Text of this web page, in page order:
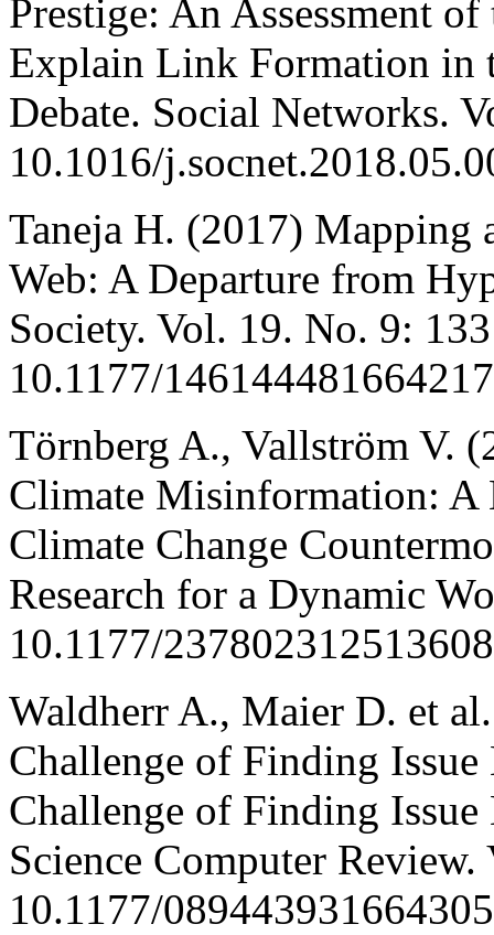
Prestige: An Assessment
Explain Link Formation in
Debate. Social Networks.
10.1016/
Taneja H. (2017) Mapping
Web: A Departure from
Society. Vol. 19. No. 9:
10.1177/
Törnberg A., Vallström V.
Climate Misinformation: A
Climate Change
Research for a Dynamic
10.1177/
Waldherr A., Maier D. et
Challenge of Finding
Challenge of Finding
Science Computer
10.1177/